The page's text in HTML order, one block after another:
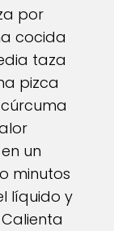
por
cocida
taza
pizca
un
minutos
líquido y